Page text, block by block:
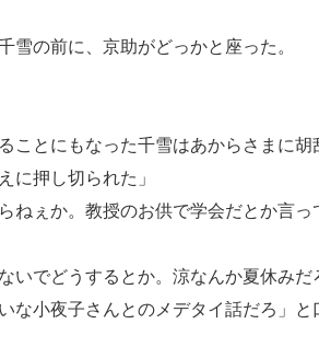
の前に、京助がどっかと座った。
とにもなった千雪はあからさまに胡
に押し切られた」
ねぇか。教授のお供で学会だとか言っ
いでどうするとか。涼なんか夏休みだ
小夜子さんとのメデタイ話だろ」と